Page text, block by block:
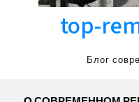
top-
Блог